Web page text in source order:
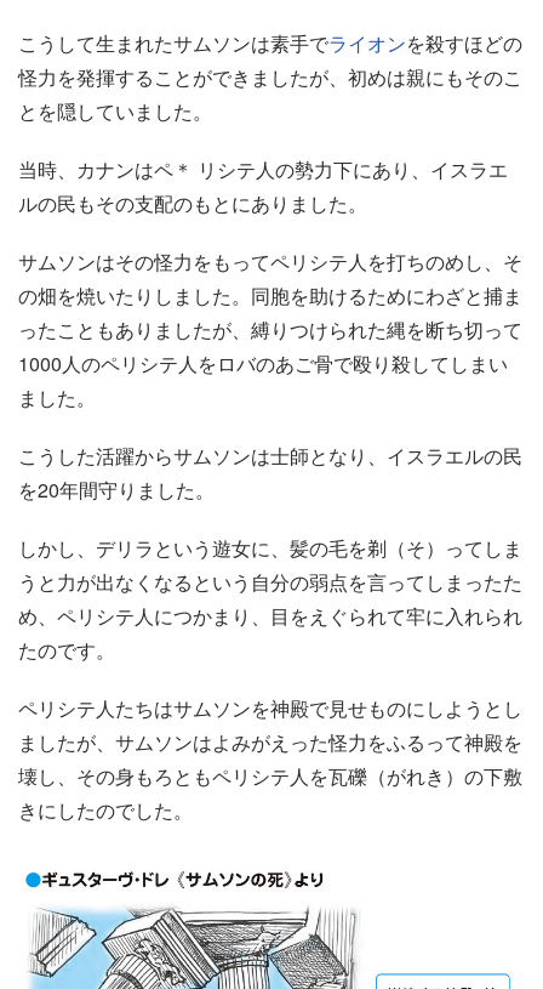
こうして生まれたサムソンは素手でライオンを殺すほどの
怪力を発揮することができましたが、初めは親にもそのこ
とを隠していました。
当時、カナンはペ＊ リシテ人の勢力下にあり、イスラエ
ルの民もその支配のもとにありました。
サムソンはその怪力をもってペリシテ人を打ちのめし、そ
の畑を焼いたりしました。同胞を助けるためにわざと捕ま
ったこともありましたが、縛りつけられた縄を断ち切って
1000人のペリシテ人をロバのあご骨で殴り殺してしまい
ました。
こうした活躍からサムソンは士師となり、イスラエルの民
を20年間守りました。
しかし、デリラという遊女に、髪の毛を剃（そ）ってしま
うと力が出なくなるという自分の弱点を言ってしまったた
め、ペリシテ人につかまり、目をえぐられて牢に入れられ
たのです。
ペリシテ人たちはサムソンを神殿で見せものにしようとし
ましたが、サムソンはよみがえった怪力をふるって神殿を
壊し、その身もろともペリシテ人を瓦礫（がれき）の下敷
きにしたのでした。